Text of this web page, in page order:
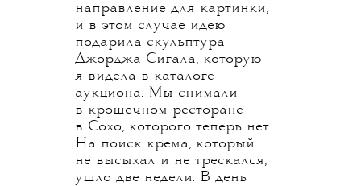
направление для картинки,
и в этом случае идею
подарила скульптура
Джорджа Сигала, которую
я видела в каталоге
аукциона. Мы снимали
в крошечном ресторане
в Сохо, которого теперь нет.
На поиск крема, который
не высыхал и не трескался,
ушло две недели. В день